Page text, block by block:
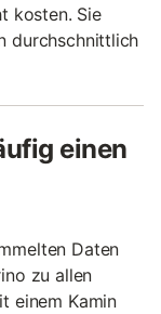
kosten. Sie
durchschnittlich
einen
Daten
zu allen
einem Kamin